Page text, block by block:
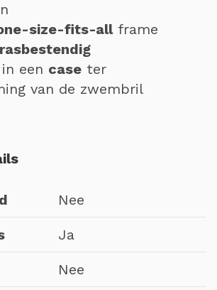
size-fits-allframe
een case ter
van de zwembril
Nee
Ja
Nee